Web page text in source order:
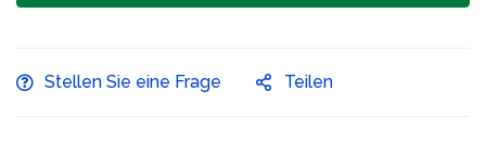
Stellen Sie eine Frage Teilen